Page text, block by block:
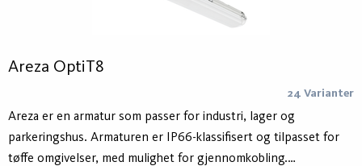
Areza OptiT8
24 Varianter
Areza er en armatur som passer for industri, lager og
parkeringshus. Armaturen er IP66-klassifisert og tilpasset for
tøffe omgivelser, med mulighet for gjennomkobling.